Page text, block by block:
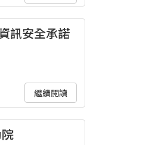
訊安全承諾
繼續閱讀